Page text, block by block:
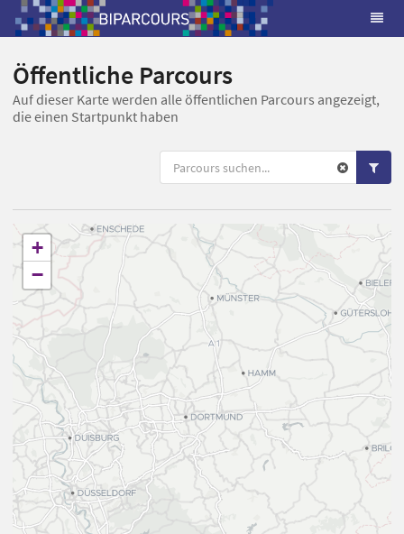
Öffentliche Parcours
Auf dieser Karte werden alle öffentlichen Parcours angezeigt,
die einen Startpunkt haben
+
−